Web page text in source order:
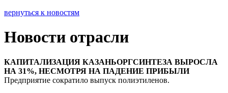
вернуться к новостям
Новости отрасли
КАПИТАЛИЗАЦИЯ КАЗАНЬОРГСИНТЕЗА ВЫРОСЛА
НА 31%, НЕСМОТРЯ НА ПАДЕНИЕ ПРИБЫЛИ
Предприятие сократило выпуск полиэтиленов.